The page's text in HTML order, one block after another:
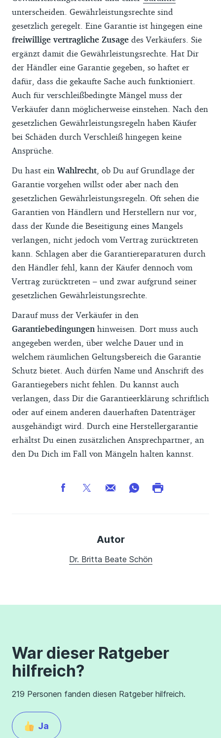
unterscheiden. Gewährleistungsrechte sind
gesetzlich geregelt. Eine Garantie ist hingegen eine
freiwillige vertragliche Zusage des Verkäufers. Sie
ergänzt damit die Gewährleistungsrechte. Hat Dir
der Händler eine Garantie gegeben, so haftet er
dafür, dass die gekaufte Sache auch funktioniert.
Auch für verschleißbedingte Mängel muss der
Verkäufer dann möglicherweise einstehen. Nach den
gesetzlichen Gewährleistungsregeln haben Käufer
bei Schäden durch Verschleiß hingegen keine
Ansprüche.
Du hast ein Wahlrecht , ob Du auf Grundlage der
Garantie vorgehen willst oder aber nach den
gesetzlichen Gewährleistungsregeln. Oft sehen die
Garantien von Händlern und Herstellern nur vor,
dass der Kunde die Beseitigung eines Mangels
verlangen, nicht jedoch vom Vertrag zurücktreten
kann. Schlagen aber die Garantiereparaturen durch
den Händler fehl, kann der Käufer dennoch vom
Vertrag zurücktreten – und zwar aufgrund seiner
gesetzlichen Gewährleistungsrechte.
Darauf muss der Verkäufer in den
Garantiebedingungen hinweisen. Dort muss auch
angegeben werden, über welche Dauer und in
welchem räumlichen Geltungsbereich die Garantie
Schutz bietet. Auch dürfen Name und Anschrift des
Garantiegebers nicht fehlen. Du kannst auch
verlangen, dass Dir die Garantieerklärung schriftlich
oder auf einem anderen dauerhaften Datenträger
ausgehändigt wird. Durch eine Herstellergarantie
erhältst Du einen zusätzlichen Ansprechpartner, an
den Du Dich im Fall von Mängeln halten kannst.
Autor
Dr. Britta Beate Schön
War dieser Ratgeber
hilfreich?
219 Personen fanden diesen Ratgeber hilfreich.
Ja